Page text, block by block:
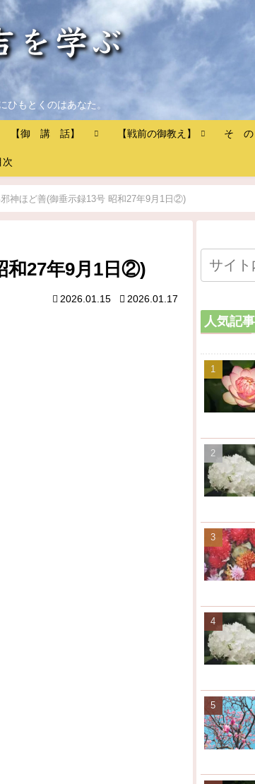
ひもとくのはあなた。
【御 講 話】 【戦前の御教え】 そ
次
邪神ほど善(御垂示録13号 昭和27年9月1日②)
和27年9月1日②)
2026.01.15 2026.01.17
人気記